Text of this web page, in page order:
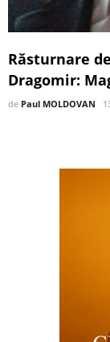
Răsturnare
Dragomir:
de Paul MOLDOVAN